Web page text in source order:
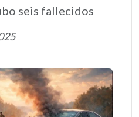
seis fallecidos